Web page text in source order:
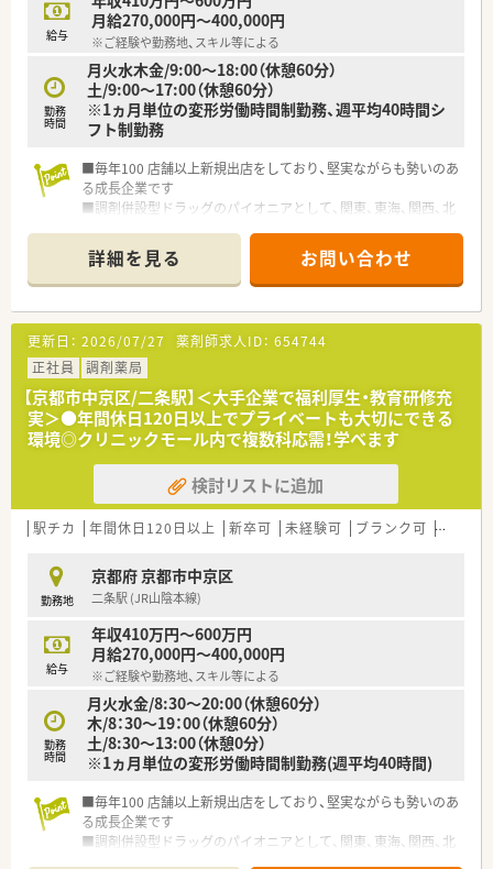
給与
月給270,000円～400,000円
※ご経験や勤務地、スキル等による
勤務
時間
月火水木金/9:00～18:00（休憩60分）
土/9:00～17:00（休憩60分）
※1ヵ月単位の変形労働時間制勤務、週平均40時間シ
フト制勤務
■毎年100 店舗以上新規出店をしており、堅実ながらも勢いのあ
る成長企業です
■調剤併設型ドラッグのパイオニアとして、関東、東海、関西、北
■研修制度は様々なプランがあり、集合研修だけでなく任意で受
講可能な研修も幅広く用意されています
■店舗で活躍する従業員、社外で活躍する従業員、将来経営幹部
となる従業員など、薬剤師として様々な活躍ができるフィールド
を用意されています
■総合薬剤師・調剤薬剤師（土日休み・19時までの勤務）どちらか
の働き方を選択できます
■調剤併設型だけでなく「医療モール・クリニック併設店舗」「敷
地内薬局」「訪問調剤特化型店舗」など様々な店舗を運営してい
ます
■在宅医療にも積極的取り組んでおり「訪問調剤特化型店舗」を
50店舗以上、無菌調剤室は業界最多の51店舗設置しています
■「プラチナくるみん認定企業」「健康経営優良法人2023（大規模
法人部門）認定」等を取得し一人ひとりが働きやすい環境が整備
されています
があるのも特徴です
詳細を見る お問い合わせ
更新日： 2026/07/27 薬剤師求人ID： 654744
正社員
調剤薬局
【京都市中京区/二条駅】＜大手企業で福利厚生・教育研修充
実＞●年間休日120日以上でプライベートも大切にできる
環境◎クリニックモール内で複数科応需！学べます
検討リストに追加
駅チカ 年間休日120日以上 新卒可 未経験可 ブランク可 高給与
勤務地
京都府 京都市中京区
二条駅 (JR山陰本線)
給与
年収410万円～600万円
月給270,000円～400,000円
※ご経験や勤務地、スキル等による
勤務
時間
月火水金/8:30～20:00（休憩60分）
木/8：30～19：00（休憩60分）
土/8:30～13:00（休憩0分）
※1ヵ月単位の変形労働時間制勤務(週平均40時間)
■毎年100 店舗以上新規出店をしており、堅実ながらも勢いのあ
る成長企業です
■調剤併設型ドラッグのパイオニアとして、関東、東海、関西、北